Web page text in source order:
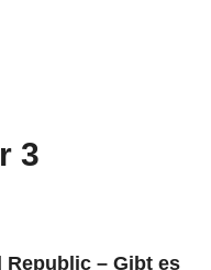
3
– Gibt es